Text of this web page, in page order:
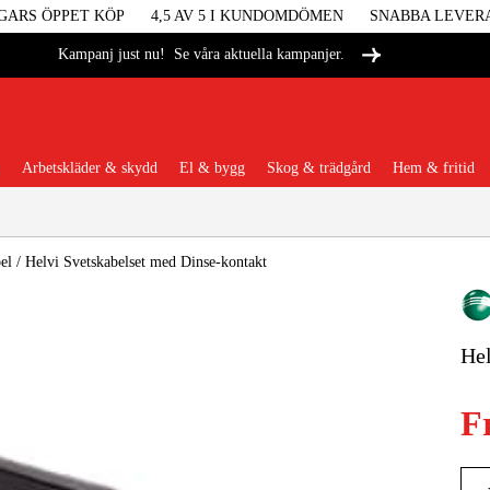
ÖPPET KÖP 4,5 AV 5 I KUNDOMDÖMEN SNABBA
Kampanj just nu! Se våra aktuella kampanjer.
Populära kategorier
Maskiner
Arbetskläder & skydd El & bygg Skog & trädgård Hem & fritid
/ Helvi Svetskabelset med Dinse-kontakt